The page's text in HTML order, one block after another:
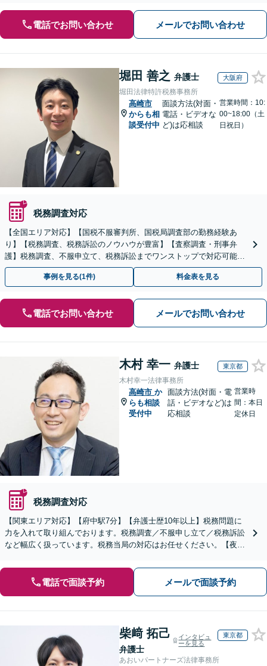
電話でお問い合わせ メールでお問い合わせ
堀田 善之 弁護士 大阪府
堀田法律特許税務事務所
高崎市
からも相
談受付中
面談方法(対面・
電話・ビデオな
ど)は応相談
営業時間：10:
00~18:00（土
日祝日）
税務調査対応
【全国エリア対応】【国税不服審判所、国税局調査部の勤務経験あ
り】【税務調査、税務訴訟のノウハウが豊富】【査察調査・刑事弁
護】税務調査、不服申立て、税務訴訟までワンストップで対応可能！
事業承継にも対応【休日・夜間相談可】
事例を見る(1件) 料金表を見る
電話でお問い合わせ メールでお問い合わせ
木村 幸一 弁護士 東京都
木村幸一法律事務所
高崎市 か
らも相談
受付中
面談方法(対面・電
話・ビデオなど)は
応相談
営業時
間：本日
定休日
税務調査対応
【関東エリア対応】【府中駅7分】【弁護士歴10年以上】税務問題に
力を入れて取り組んでおります。税務調査／不服申し立て／税務訴訟
など幅広く扱っています。税務当局の対応はお任せください。【夜
電話で面談予約 メールで面談予約
柴﨑 拓己
弁護士
インタビュ
ーを見る
東京都
あおいパートナーズ法律事務所